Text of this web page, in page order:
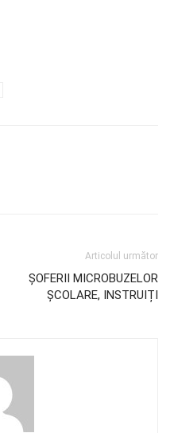
Articolul următor
ȘOFERII MICROBUZELOR
ȘCOLARE, INSTRUIȚI